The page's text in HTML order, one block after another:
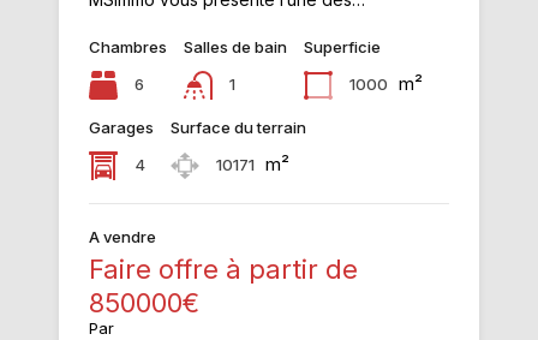
Chambres
6
Salles de bain
1
Superficie
1000
m²
Garages
4
Surface du terrain
10171 m²
A vendre
Faire offre à partir de
850000€
Par